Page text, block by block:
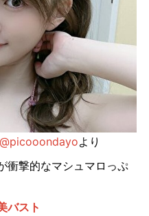
より
衝撃的なマシュマロっぷ
バスト